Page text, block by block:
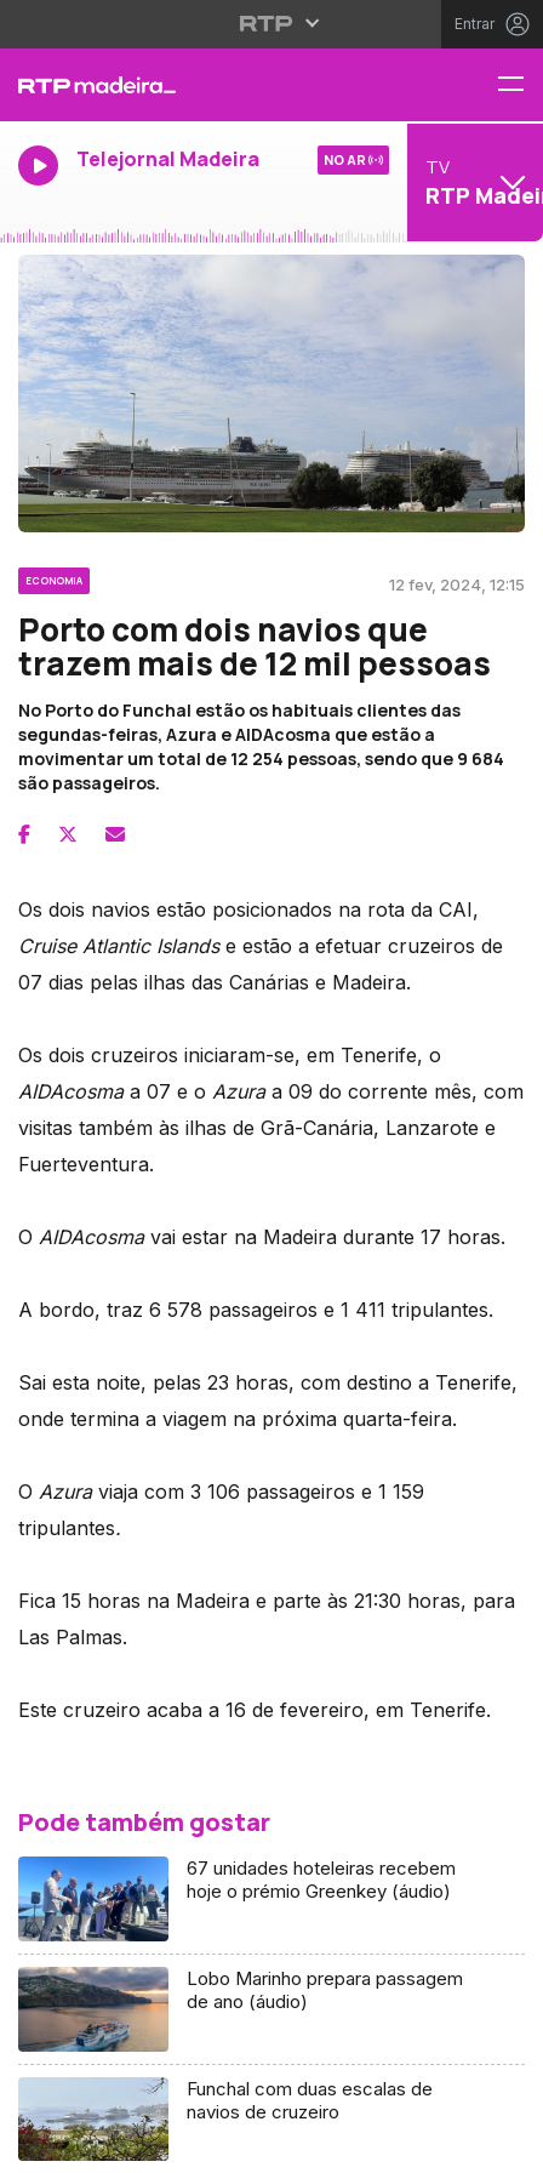
Entrar
Telejornal Madeira NO AR TV
RTP
ECONOMIA 12 fev, 2024, 12:15
Porto com dois navios que
trazem mais de 12 mil pessoas
No Porto do Funchal estão os habituais clientes das
segundas-feiras, Azura e AIDAcosma que estão a
movimentar um total de 12 254 pessoas, sendo que 9 684
são passageiros.
Os dois navios estão posicionados na rota da CAI,
Cruise Atlantic Islands e estão a efetuar cruzeiros de
07 dias pelas ilhas das Canárias e Madeira.
Os dois cruzeiros iniciaram-se, em Tenerife, o
AIDAcosma a 07 e o Azura a 09 do corrente mês, com
visitas também às ilhas de Grã-Canária, Lanzarote e
Fuerteventura.
O AIDAcosma vai estar na Madeira durante 17 horas.
A bordo, traz 6 578 passageiros e 1 411 tripulantes.
Sai esta noite, pelas 23 horas, com destino a Tenerife,
onde termina a viagem na próxima quarta-feira.
O Azura viaja com 3 106 passageiros e 1 159
tripulantes.
Fica 15 horas na Madeira e parte às 21:30 horas, para
Las Palmas.
Este cruzeiro acaba a 16 de fevereiro, em Tenerife.
Pode também gostar
67 unidades hoteleiras recebem
hoje o prémio Greenkey (áudio)
Lobo Marinho prepara passagem
de ano (áudio)
Funchal com duas escalas de
navios de cruzeiro